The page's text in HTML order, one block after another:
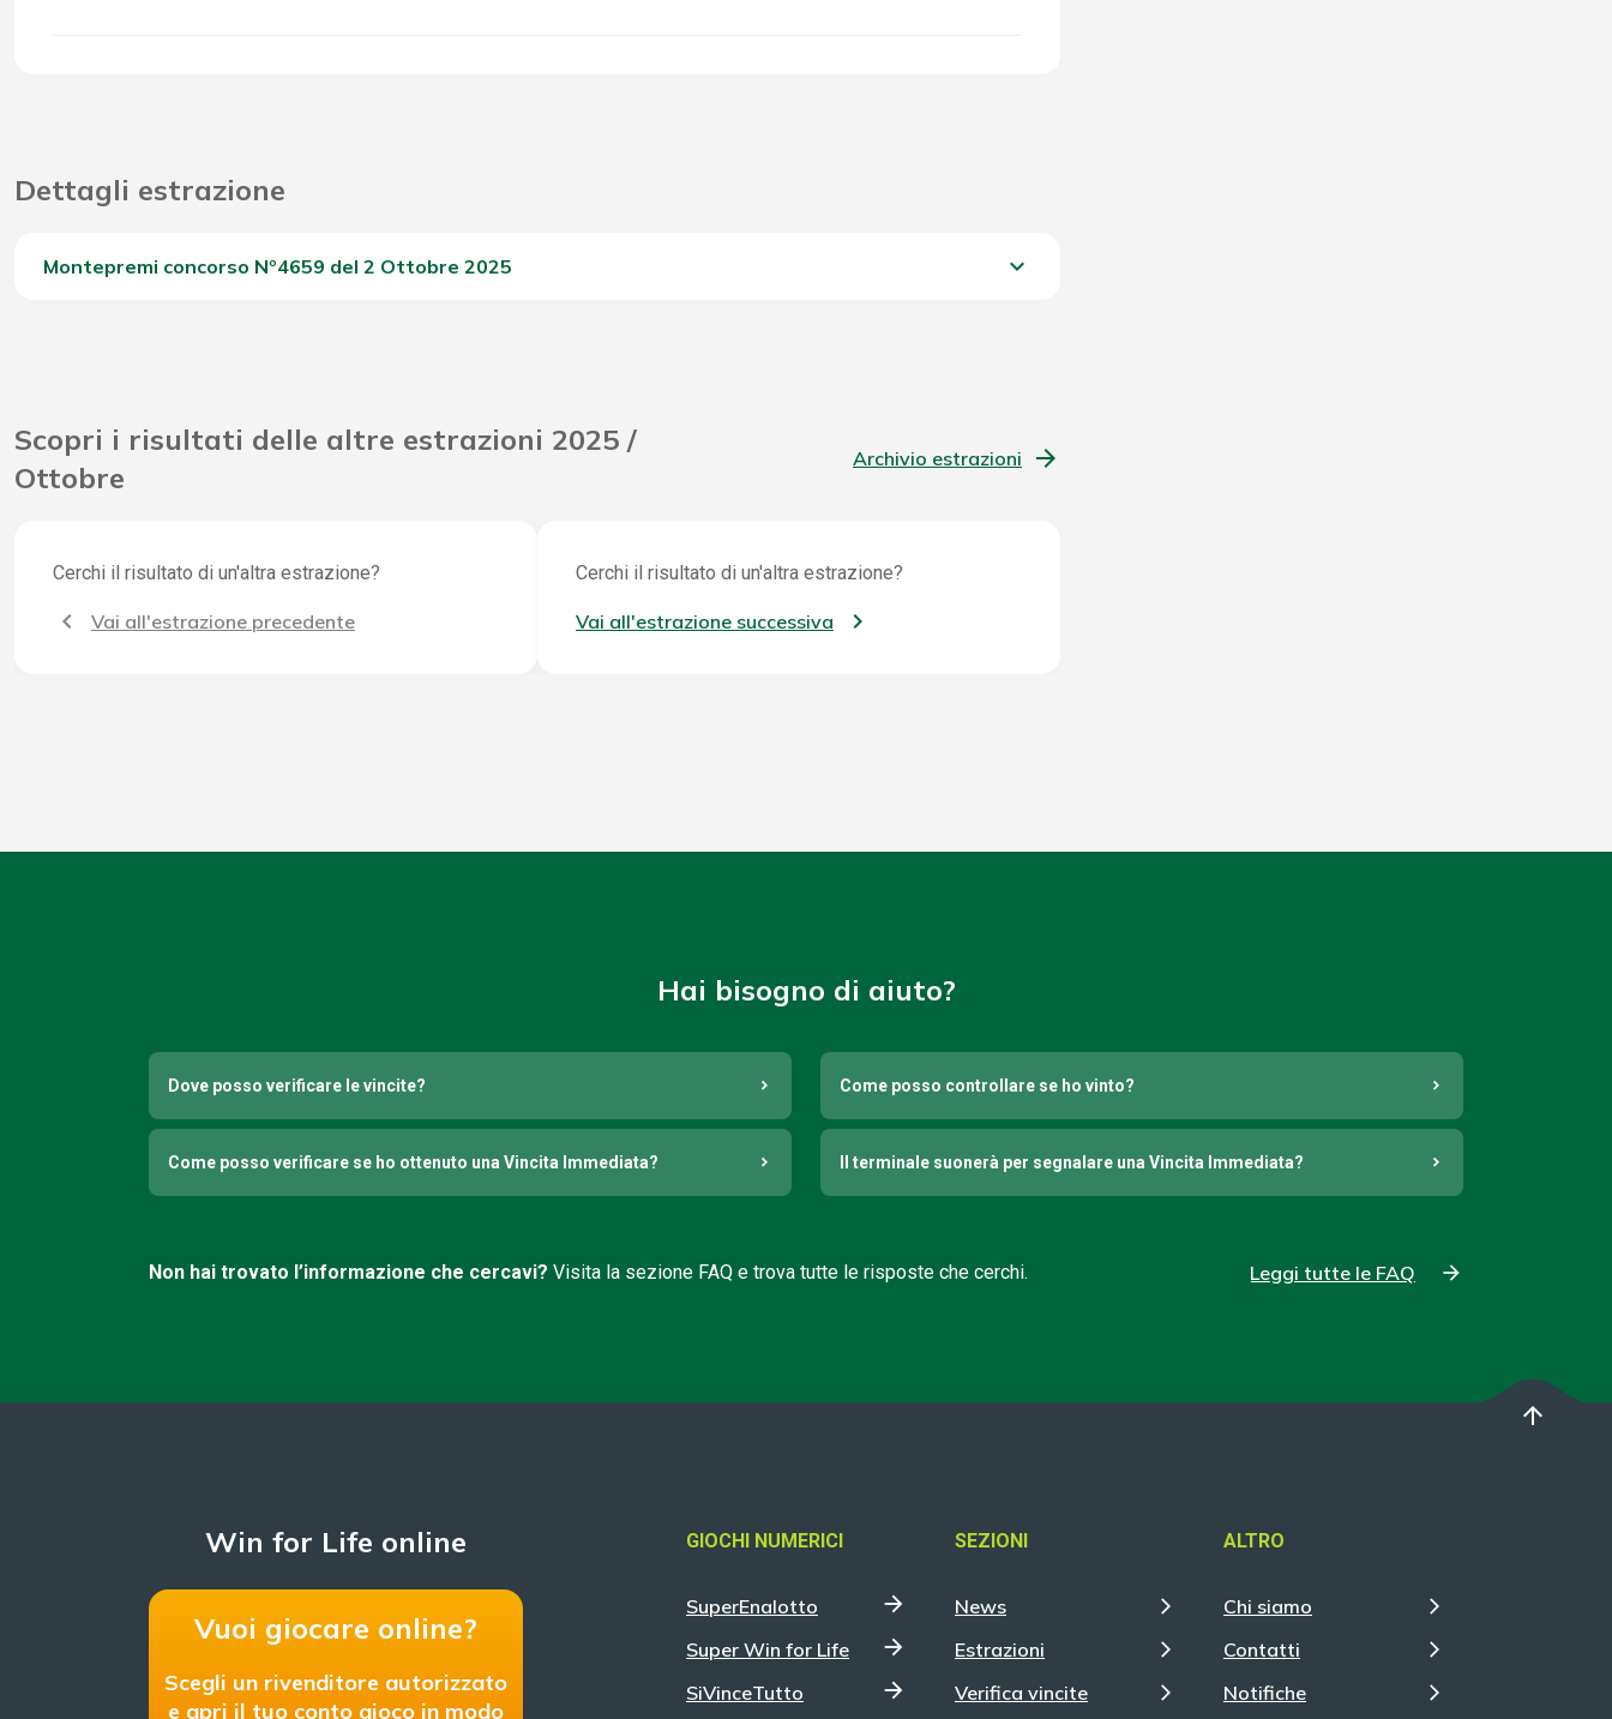
Dettagli estrazione
Montepremi concorso Nº4659 del 2 Ottobre 2025 keyboard_arrow_down
Scopri i risultati delle altre estrazioni 2025 /
Ottobre
Archivio estrazioni
Cerchi il risultato di un'altra estrazione?
Vai all'estrazione precedente
Cerchi il risultato di un'altra estrazione?
Vai all'estrazione successiva
Hai bisogno di aiuto?
Dove posso verificare le vincite? Come posso controllare se ho vinto?
Come posso verificare se ho ottenuto una Vincita Immediata? Il terminale suonerà per segnalare una Vincita Immediata?
Non hai trovato l’informazione che cercavi? Visita la sezione FAQ e trova tutte le risposte che cerchi. Leggi tutte le FAQ
arrow_upward
Win for Life online
Vuoi giocare online?
Scegli un rivenditore autorizzato
e apri il tuo conto gioco in modo
GIOCHI NUMERICI
SuperEnalotto
Super Win for Life
SiVinceTutto
SEZIONI
News
Estrazioni
Verifica vincite
ALTRO
Chi siamo
Contatti
Notifiche